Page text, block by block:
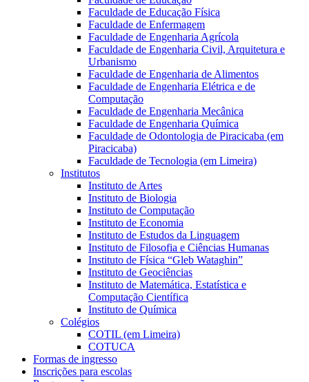
Faculdade de Educação Física
Faculdade de Enfermagem
Faculdade de Engenharia Agrícola
Faculdade de Engenharia Civil, Arquitetura e
Urbanismo
Faculdade de Engenharia de Alimentos
Faculdade de Engenharia Elétrica e de
Computação
Faculdade de Engenharia Mecânica
Faculdade de Engenharia Química
Faculdade de Odontologia de Piracicaba (em
Piracicaba)
Faculdade de Tecnologia (em Limeira)
Institutos
Instituto de Artes
Instituto de Biologia
Instituto de Computação
Instituto de Economia
Instituto de Estudos da Linguagem
Instituto de Filosofia e Ciências Humanas
Instituto de Física “Gleb Wataghin”
Instituto de Geociências
Instituto de Matemática, Estatística e
Computação Científica
Instituto de Química
Colégios
COTIL (em Limeira)
COTUCA
Formas de ingresso
Inscrições para escolas